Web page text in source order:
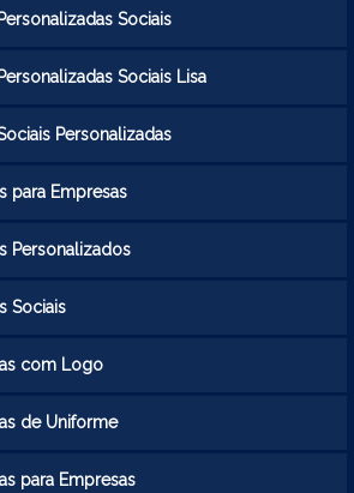
Sociais
Sociais Lisa
Personalizadas
para Empresas
Personalizados
Sociais
com Logo
de Uniforme
para Empresas